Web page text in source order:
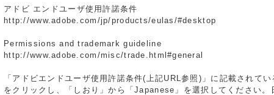
アドビ エンドユーザ使用許諾条件
http://www.adobe.com/jp/products/eulas/#desktop
Permissions and trademark guideline
http://www.adobe.com/misc/trade.html#general
「アドビエンドユーザ使用許諾条件(上記URL参照)」に記載されて
をクリックし、「しおり」から「Japanese」を選択してください